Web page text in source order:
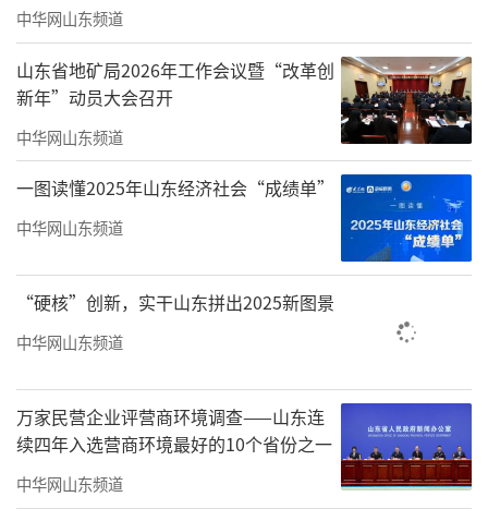
成，已进场开展路基、桩基等施工。以上建成
通车后，聊城市高速公路通车里程将突破600公
里，基本实现“县县双高速”。
（来源：
责任编辑：金德锋
中华网山东频道
山东省地矿局2026年工作会议暨“改革创
新年”动员大会召开
中华网山东频道
一图读懂2025年山东经济社会“成绩单”
中华网山东频道
“硬核”创新，实干山东拼出2025新图景
中华网山东频道
万家民营企业评营商环境调查——山东连
续四年入选营商环境最好的10个省份之一
中华网山东频道